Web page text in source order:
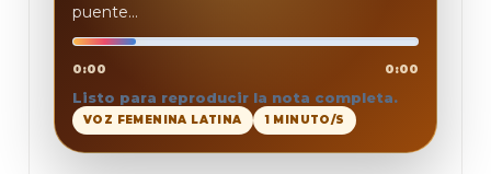
puente...
0:00 0:00
Listo para reproducir la nota completa.
VOZ FEMENINA LATINA 1 MINUTO/S